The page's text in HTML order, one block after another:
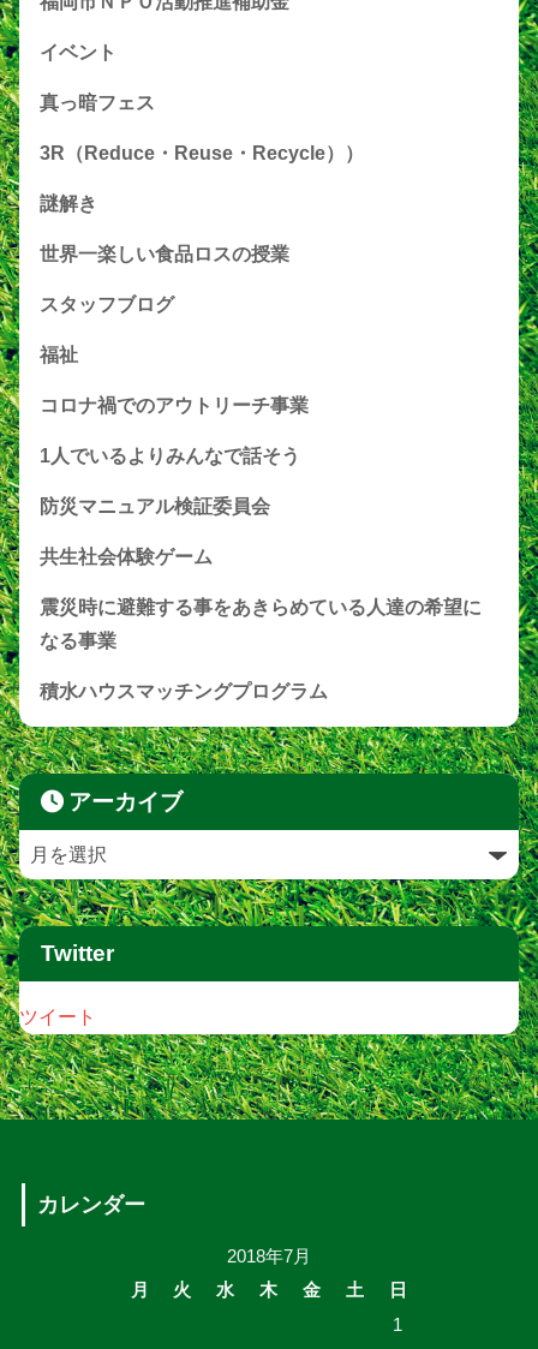
イベント
真っ暗フェス
3R（Reduce・Reuse・Recycle））
謎解き
世界一楽しい食品ロスの授業
スタッフブログ
福祉
コロナ禍でのアウトリーチ事業
1人でいるよりみんなで話そう
防災マニュアル検証委員会
共生社会体験ゲーム
震災時に避難する事をあきらめている人達の希望に
なる事業
積水ハウスマッチングプログラム
アーカイブ
Twitter
ツイート
カレンダー
2018年7月
月
火 水 木 金 土
日
1